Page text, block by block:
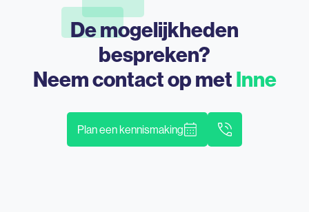
De mogelijkheden
bespreken?
Neem contact op metInne
Plan een kennismaking